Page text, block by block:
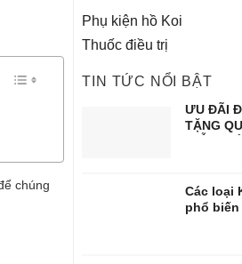
chúng
Phụ kiện hồ Koi
Thuốc điều trị
TIN TỨC NỔI BẬT
ƯU ĐÃI
TẶNG
Các loại
phổ